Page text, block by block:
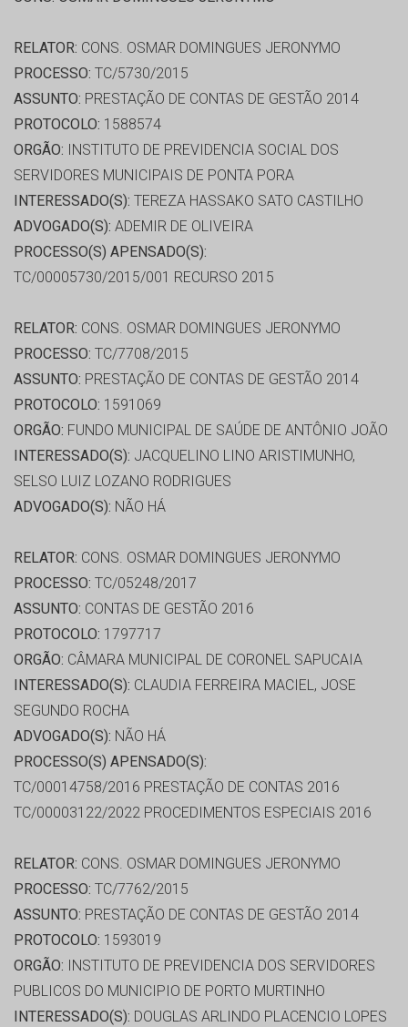
RELATOR: CONS. OSMAR DOMINGUES JERONYMO
PROCESSO: TC/5730/2015
ASSUNTO: PRESTAÇÃO DE CONTAS DE GESTÃO 2014
PROTOCOLO: 1588574
ORGÃO: INSTITUTO DE PREVIDENCIA SOCIAL DOS
SERVIDORES MUNICIPAIS DE PONTA PORA
INTERESSADO(S): TEREZA HASSAKO SATO CASTILHO
ADVOGADO(S): ADEMIR DE OLIVEIRA
PROCESSO(S) APENSADO(S):
TC/00005730/2015/001 RECURSO 2015
RELATOR: CONS. OSMAR DOMINGUES JERONYMO
PROCESSO: TC/7708/2015
ASSUNTO: PRESTAÇÃO DE CONTAS DE GESTÃO 2014
PROTOCOLO: 1591069
ORGÃO: FUNDO MUNICIPAL DE SAÚDE DE ANTÔNIO JOÃO
INTERESSADO(S): JACQUELINO LINO ARISTIMUNHO,
SELSO LUIZ LOZANO RODRIGUES
ADVOGADO(S): NÃO HÁ
RELATOR: CONS. OSMAR DOMINGUES JERONYMO
PROCESSO: TC/05248/2017
ASSUNTO: CONTAS DE GESTÃO 2016
PROTOCOLO: 1797717
ORGÃO: CÂMARA MUNICIPAL DE CORONEL SAPUCAIA
INTERESSADO(S): CLAUDIA FERREIRA MACIEL, JOSE
SEGUNDO ROCHA
ADVOGADO(S): NÃO HÁ
PROCESSO(S) APENSADO(S):
TC/00014758/2016 PRESTAÇÃO DE CONTAS 2016
TC/00003122/2022 PROCEDIMENTOS ESPECIAIS 2016
RELATOR: CONS. OSMAR DOMINGUES JERONYMO
PROCESSO: TC/7762/2015
ASSUNTO: PRESTAÇÃO DE CONTAS DE GESTÃO 2014
PROTOCOLO: 1593019
ORGÃO: INSTITUTO DE PREVIDENCIA DOS SERVIDORES
PUBLICOS DO MUNICIPIO DE PORTO MURTINHO
INTERESSADO(S): DOUGLAS ARLINDO PLACENCIO LOPES